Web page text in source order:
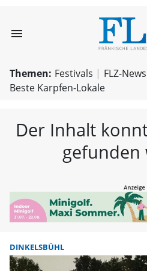
menu
Themen: Festivals
FLZ-
Beste Karpfen-Lokale
Der Inhalt
gefunden
DINKELSBÜHL